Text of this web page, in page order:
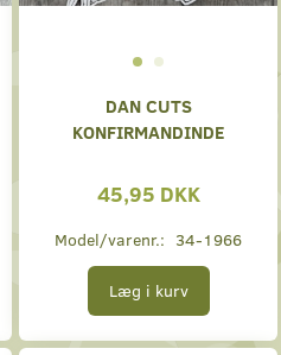
DAN CUTS
KONFIRMANDINDE
45,95 DKK
Model/varenr.: 34-1966
Læg i kurv